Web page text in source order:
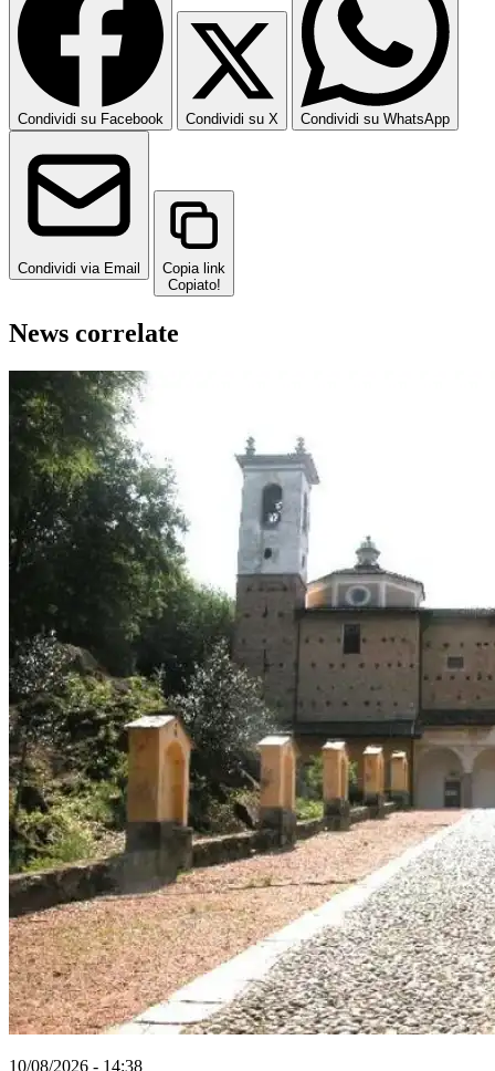
Condividi su Facebook Condividi su X Condividi su WhatsApp
Condividi via Email
Copia link
Copiato!
News correlate
10/08/2026 - 14:38